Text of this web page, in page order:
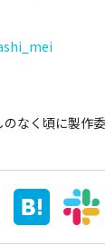
なく頃に製作